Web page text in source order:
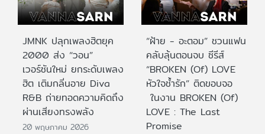
JMNK ปลุกเพลงฮิตยุค
2000 ส่ง “วอน”
เวอร์ชันใหม่ ยกระดับเพลง
ฮิต เติมกลิ่นอาย Diva
R&B ถ่ายทอดความคิดถึง
ผ่านเสียงทรงพลัง
20 พฤษภาคม 2026
“ฝ้าย - อะตอม” ชวนแฟน
คลับลุ้นตอนจบ ซีรีส์
“BROKEN (Of) LOVE
หัวใจช้ำรัก” ติดขอบจอ
ในงาน BROKEN (Of)
LOVE : The Last
Promise